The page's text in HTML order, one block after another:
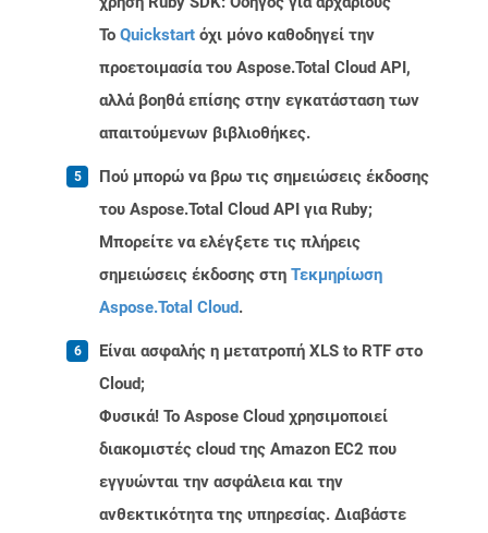
Το Quickstart όχι μόνο καθοδηγεί την
προετοιμασία του Aspose.Total Cloud API,
αλλά βοηθά επίσης στην εγκατάσταση των
απαιτούμενων βιβλιοθήκες.
Πού μπορώ να βρω τις σημειώσεις έκδοσης
του Aspose.Total Cloud API για Ruby;
Μπορείτε να ελέγξετε τις πλήρεις
σημειώσεις έκδοσης στη Τεκμηρίωση
Aspose.Total Cloud.
Είναι ασφαλής η μετατροπή XLS to RTF στο
Cloud;
Φυσικά! Το Aspose Cloud χρησιμοποιεί
διακομιστές cloud της Amazon EC2 που
εγγυώνται την ασφάλεια και την
ανθεκτικότητα της υπηρεσίας. Διαβάστε